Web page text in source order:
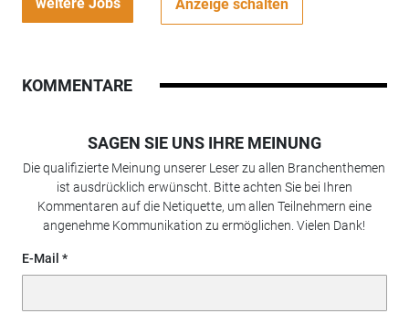
Anzeige schalten
KOMMENTARE
SAGEN SIE UNS IHRE MEINUNG
Die qualifizierte Meinung unserer Leser zu allen Branchenthemen
ist ausdrücklich erwünscht. Bitte achten Sie bei Ihren
Kommentaren auf die Netiquette, um allen Teilnehmern eine
angenehme Kommunikation zu ermöglichen. Vielen Dank!
E-Mail